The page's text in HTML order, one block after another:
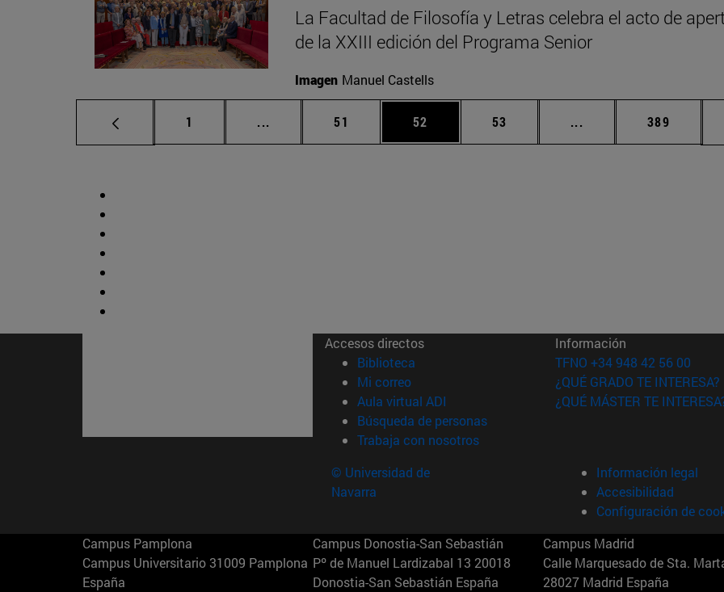
La Facultad de Filosofía y Letras celebra el acto de
de la XXIII edición del Programa Senior
Imagen Manuel Castells
Página
1 ... Páginas intermedias Use TAB para desplazarse.
Página
51 Página
52 Página
53 ... Páginas intermedias
Página
389
Accesos directos
Biblioteca (abre en nueva ventana)
Mi correo(abre en nueva ventana)
Aula virtual ADI (abre en nueva ventana)
Búsqueda de personas(abre en nueva ventana)
Trabaja con nosotros(abre en nueva ventana)
Información
TFNO +34 948 42 56 00
¿QUÉ GRADO TE INTERESA?
¿QUÉ MÁSTER TE
© Universidad de
Navarra
Información legal
Accesibilidad
Configuración de
Campus Pamplona
Campus Universitario 31009 Pamplona
España
Campus Donostia-San Sebastián
Pº de Manuel Lardizabal 13 20018
Donostia-San Sebastián España
Campus Madrid
Calle Marquesado de Sta.
28027 Madrid España